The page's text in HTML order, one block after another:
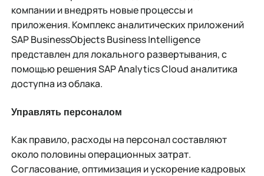
компании и внедрять новые процессы и
приложения. Комплекс аналитических приложений
SAP BusinessObjects Business Intelligence
представлен для локального развертывания, с
помощью решения SAP Analytics Cloud аналитика
доступна из облака.
Управлять персоналом
Как правило, расходы на персонал составляют
около половины операционных затрат.
Согласование, оптимизация и ускорение кадровых